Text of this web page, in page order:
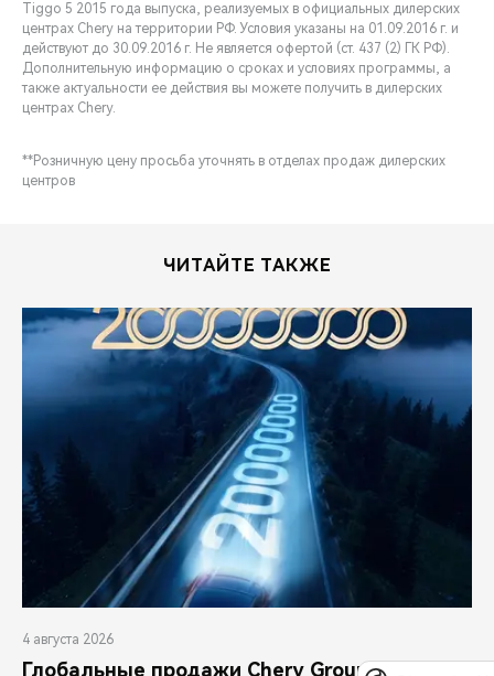
Tiggo 5 2015 года выпуска, реализуемых в официальных дилерских
центрах Chery на территории РФ. Условия указаны на 01.09.2016 г. и
действуют до 30.09.2016 г. Не является офертой (ст. 437 (2) ГК РФ).
Дополнительную информацию о сроках и условиях программы, а
также актуальности ее действия вы можете получить в дилерских
центрах Chery.
**Розничную цену просьба уточнять в отделах продаж дилерских
центров
ЧИТАЙТЕ ТАКЖЕ
4 августа 2026
Глобальные продажи Chery Group